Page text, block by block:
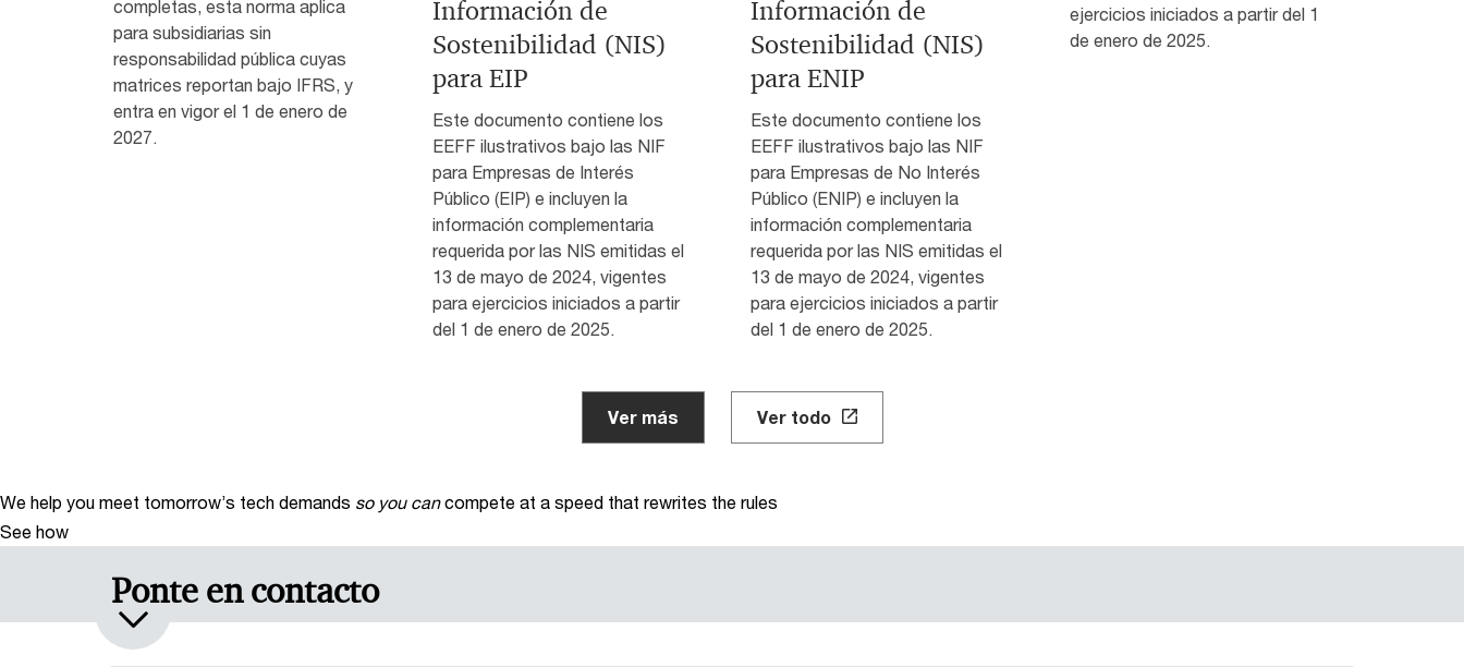
completas, esta norma aplica
para subsidiarias sin
responsabilidad pública cuyas
matrices reportan bajo IFRS, y
entra en vigor el 1 de enero de
2027.
Información de
Sostenibilidad (NIS)
para EIP
Este documento contiene los
EEFF ilustrativos bajo las NIF
para Empresas de Interés
Público (EIP) e incluyen la
información complementaria
requerida por las NIS emitidas el
13 de mayo de 2024, vigentes
para ejercicios iniciados a partir
del 1 de enero de 2025.
Información de
Sostenibilidad (NIS)
para ENIP
Este documento contiene los
EEFF ilustrativos bajo las NIF
para Empresas de No Interés
Público (ENIP) e incluyen la
información complementaria
requerida por las NIS emitidas el
13 de mayo de 2024, vigentes
para ejercicios iniciados a partir
del 1 de enero de 2025.
ejercicios iniciados a partir del 1
de enero de 2025.
Ver más Ver todo
We help you meet tomorrow’s tech demands so you can compete at a speed that rewrites the rules
See how
Ponte en contacto